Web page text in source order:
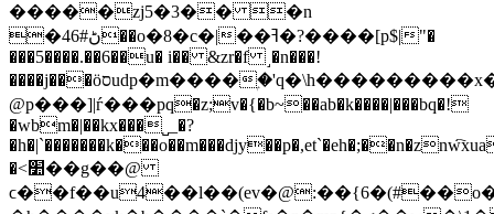
�����zj5�3�� �n
�46#ڻ��o�8�c�|��ߔ�?����[p$|"�
���5����.��6��u� i�� &zr�f ˼�n���!
����j���öסudp�m����ۭ�'q�\h���������x�nf
@p���]|ѓ���pq�z;v�{�b~��ab�k����|���bq�!
�wbm�|��kx���˽_�?
�<׺��g��@